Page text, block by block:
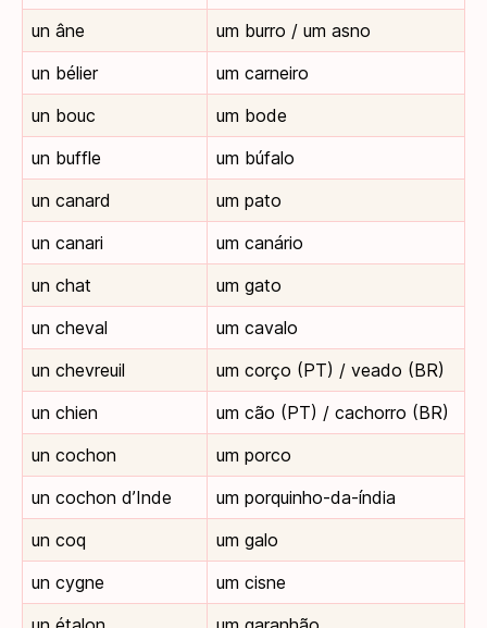
un âne
um burro / um asno
un bélier
um carneiro
un bouc
um bode
un buffle
um búfalo
un canard
um pato
un canari
um canário
un chat
um gato
un cheval
um cavalo
un chevreuil
um corço (PT) / veado (BR)
un chien
um cão (PT) / cachorro (BR)
un cochon
um porco
un cochon d’Inde
um porquinho-da-índia
un coq
um galo
un cygne
um cisne